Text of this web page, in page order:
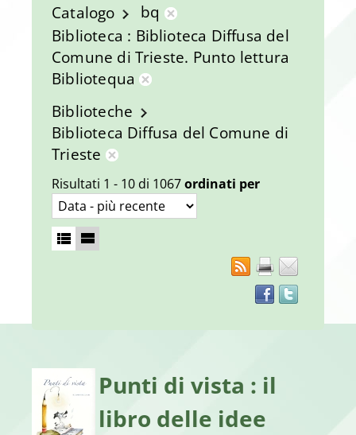
Catalogo
bq
Rimuovi
dalla
Biblioteca
Biblioteca Diffusa del
Comune di Trieste. Punto lettura
Bibliotequa
dalla
ricerca
Biblioteche
Biblioteca Diffusa del Comune di
Trieste
Rimuovi
dalla
ricerca
Risultati 1 - 10 di 1067ordinati per
RSS
Facebook
Punti di vista : il
libro delle idee